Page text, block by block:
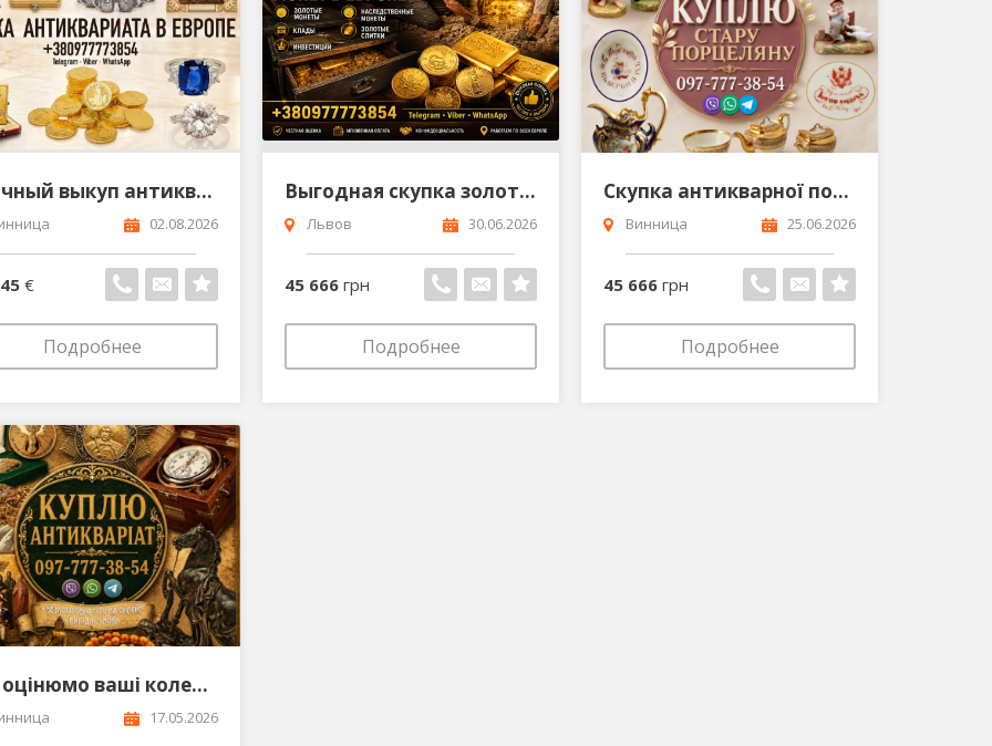
Срочный выкуп антиквариата часов золотых монет и золота в Польше Скупка золотых монет в Варшаве
02.08.2026
€
Подробнее
Выгодная скупка золотых монет кладов слитков золота и наследства в Европе
Львов 30.06.2026
45 666грн
Подробнее
Скупка антикварної порцеляни царська Росія вропа Схід Оцінка та викуп фарфору
Винница 25.06.2026
45 666грн
Подробнее
Ми оцінюмо ваші колекційні речі антикваріат та старовинні предмети побуту
17.05.2026